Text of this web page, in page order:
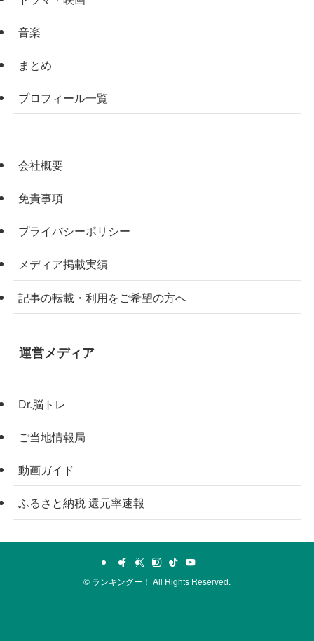
音楽
まとめ
プロフィール一覧
会社概要
免責事項
プライバシーポリシー
メディア掲載実績
記事の転載・利用をご希望の方へ
運営メディア
Dr.脳トレ
ご当地情報局
動画ガイド
ふるさと納税 還元率速報
© ランキングー！ All Rights Reserved.